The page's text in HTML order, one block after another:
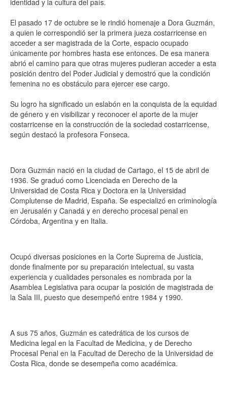
El pasado 17 de octubre se le rindió homenaje a Dora Guzmán,
a quien le correspondió ser la primera jueza costarricense en
acceder a ser magistrada de la Corte, espacio ocupado
únicamente por hombres hasta ese entonces. De esa manera
abrió el camino para que otras mujeres pudieran acceder a esta
posición dentro del Poder Judicial y demostró que la condición
femenina no es obstáculo para ejercer ese cargo.
Su logro ha significado un eslabón en la conquista de la equidad
de género y en visibilizar y reconocer el aporte de la mujer
costarricense en la construcción de la sociedad costarricense,
según destacó la profesora Fonseca.
Dora Guzmán nació en la ciudad de Cartago, el 15 de abril de
1936. Se graduó como Licenciada en Derecho de la
Universidad de Costa Rica y Doctora en la Universidad
Complutense de Madrid, España. Se especializó en criminología
en Jerusalén y Canadá y en derecho procesal penal en
Córdoba, Argentina y en Italia.
Ocupó diversas posiciones en la Corte Suprema de Justicia,
donde finalmente por su preparación intelectual, su vasta
experiencia y cualidades personales es nombrada por la
Asamblea Legislativa para ocupar la posición de magistrada de
la Sala III, puesto que desempeñó entre 1984 y 1990.
A sus 75 años, Guzmán es catedrática de los cursos de
Medicina legal en la Facultad de Medicina, y de Derecho
Procesal Penal en la Facultad de Derecho de la Universidad de
Costa Rica, donde se desempeña como académica.